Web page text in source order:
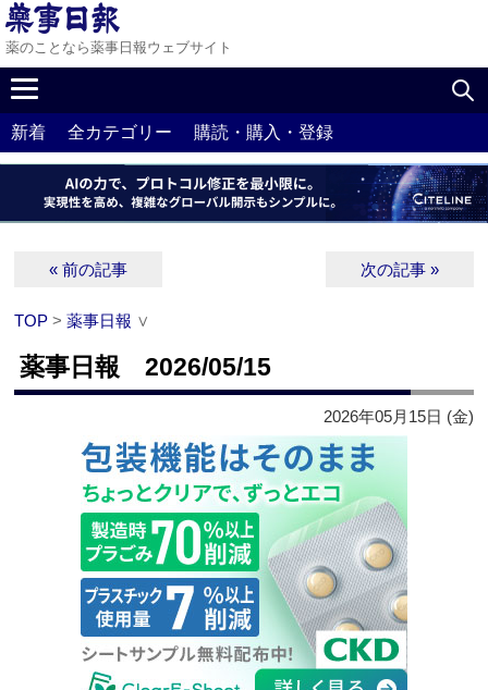
薬のことなら薬事日報ウェブサイト
新着 全カテゴリー 購読・購入・登録
« 前の記事 次の記事 »
TOP >薬事日報 ∨
薬事日報 2026/05/15
2026年05月15日 (金)